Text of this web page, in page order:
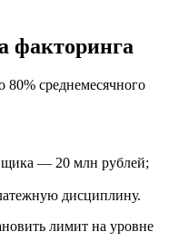
факторинга
80% среднемесячного
— 20 млн рублей;
дисциплину.
лимит на уровне